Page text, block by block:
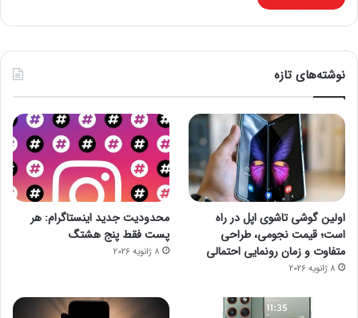
نوشته‌های تازه
اولین گوشی تاشوی اپل در راه
است؛ قیمت نجومی، طراحی
متفاوت و زمان رونمایی احتمالی
8 ژانویه 2026
محدودیت جدید اینستاگرام: هر
پست فقط پنج هشتگ
8 ژانویه 2026